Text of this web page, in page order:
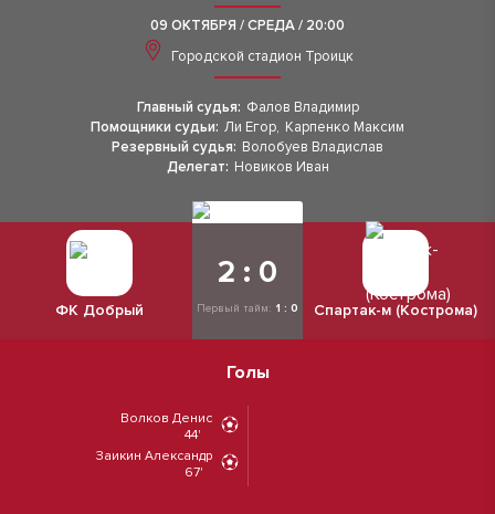
09 ОКТЯБРЯ / СРЕДА / 20:00
Городской стадион Троицк
Главный судья: Фалов Владимир
Помощники судьи: Ли Егор, Карпенко Максим
Резервный судья: Волобуев Владислав
Делегат: Новиков Иван
ФК Добрый
2 : 0
Первый тайм: 1 : 0 Спартак-м (Кострома)
Голы
Волков Денис
44'
Заикин Александр
67'